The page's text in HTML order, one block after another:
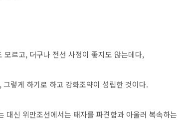
르고, 더구나 전선 사정이 좋지도 않는데다,
렇게 하기로 하고 강화조약이 성립한 것이다.
대신 위만조선에서는 태자를 파견함과 아울러 복속하는